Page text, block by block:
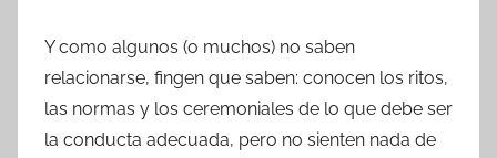
Y como algunos (o muchos) no saben
relacionarse, fingen que saben: conocen los ritos,
las normas y los ceremoniales de lo que debe ser
la conducta adecuada, pero no sienten nada de